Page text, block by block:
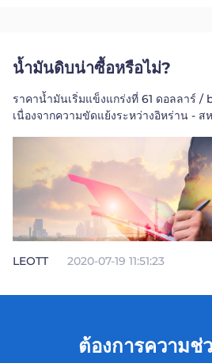
น้ำมันดิบน่าซื้อหรือไม่?
ราคาน้ำมันเริ่มแข็งแกร่งที่ 61 ดอลลาร์ /
เนื่องจากความขัดแย้งระหว่างอิหร่าน - ส
LEOTT 2020-07-19 11:51:23
ต้องการความช่